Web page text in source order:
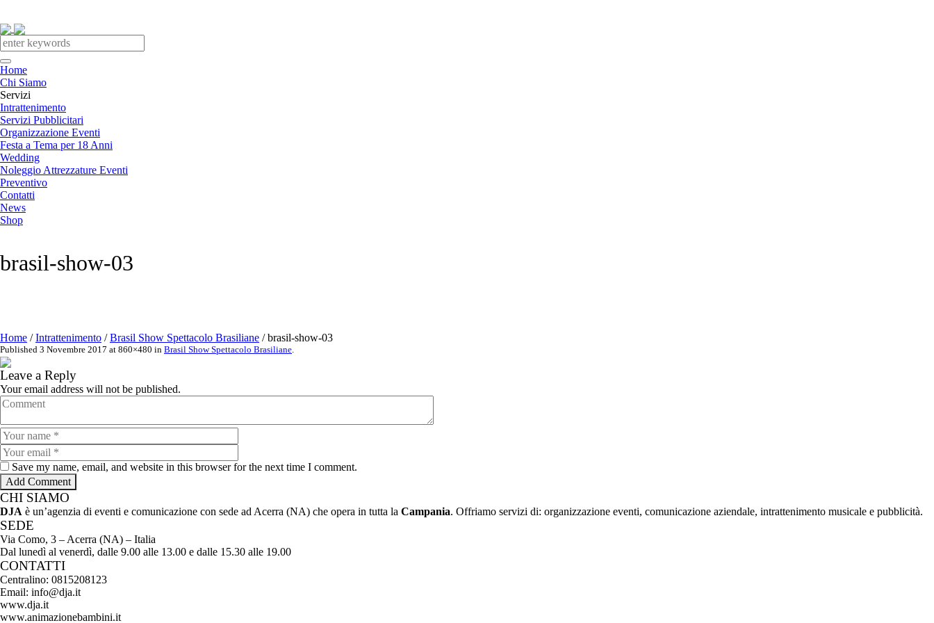
Home
Chi Siamo
Servizi
Intrattenimento
Servizi Pubblicitari
Organizzazione Eventi
Festa a Tema per 18 Anni
Wedding
Noleggio Attrezzature Eventi
Preventivo
Contatti
News
Shop
brasil-show-03
Home /Intrattenimento /Brasil Show Spettacolo Brasiliane /brasil-show-03
Published 3 Novembre 2017 at 860×480 in Brasil Show Spettacolo Brasiliane.
Leave a Reply
Your email address will not be published.
Save my name, email, and website in this browser for the next time I comment.
CHI SIAMO
DJA è un’agenzia di eventi e comunicazione con sede ad Acerra (NA) che opera in tutta la Campania. Offriamo servizi di: organizzazione eventi, comunicazione aziendale, intrattenimento musicale e pubblicità.
SEDE
Via Como, 3 – Acerra (NA) – Italia
Dal lunedì al venerdì, dalle 9.00 alle 13.00 e dalle 15.30 alle 19.00
CONTATTI
Centralino: 0815208123
Email: info@dja.it
www.dja.it
www.animazionebambini.it